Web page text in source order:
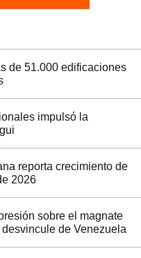
de 51.000 edificaciones
impulsó la
reporta crecimiento de
2026
sobre el magnate
de Venezuela